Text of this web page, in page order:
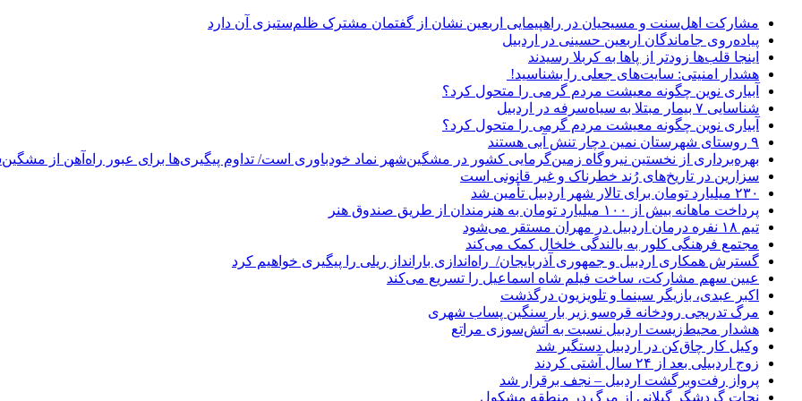
مشارکت اهل‌سنت و مسیحیان در راهپیمایی اربعین نشان از گفتمان مشترک ظلم‌ستیزی آن دارد
پیاده‌روی جاماندگان اربعین حسینی در اردبیل
اینجا قلب‌ها زودتر از پاها به کربلا رسیدند
هشدار امنیتی: سایت‌های جعلی را بشناسید!
آبیاری نوین چگونه معیشت مردم گرمی را متحول کرد؟
شناسایی ۷ بیمار مبتلا به سیاه‌سرفه در اردبیل
آبیاری نوین چگونه معیشت مردم گرمی را متحول کرد؟
۹ روستای شهرستان نمین دچار تنش آبی هستند
بهره‌برداری از نخستین نیروگاه زمین‌گرمایی کشور در مشگین‌شهر نماد خودباوری است/ تداوم پیگیری‌ها برای عبور راه‌آهن از
سزارین در تاریخ‌های رُند خطرناک و غیر قانونی است
۲۳۰ میلیارد تومان برای تالار شهر اردبیل تأمین شد
پرداخت ماهانه بیش از ۱۰۰ میلیارد تومان به هنرمندان از طریق صندوق هنر
تیم ۱۸ نفره درمان اردبیل در مهران مستقر می‌شود
مجتمع فرهنگی کلور به بالندگی خلخال کمک می‌کند
گسترش همکاری اردبیل و جمهوری آذربایجان/ راه‌اندازی بارانداز ریلی را پیگیری خواهیم کرد
عیین سهم مشارکت، ساخت فیلم شاه‌ اسماعیل را تسریع می‌کند
اکبر عبدی، بازیگر سینما و تلویزیون درگذشت
مرگ تدریجی رودخانه قره‌سو زیر بار سنگین پساب شهری
هشدار محیط‌زیست اردبیل نسبت به آتش‌سوزی مراتع
وکیل کار چاق‌کن در اردبیل دستگیر شد
زوج اردبیلی بعد از ۲۴ سال آشتی کردند
پرواز رفت‌وبرگشت اردبیل – نجف برقرار شد
نجات گردشگر گیلانی از مرگ در منطقه مشکول